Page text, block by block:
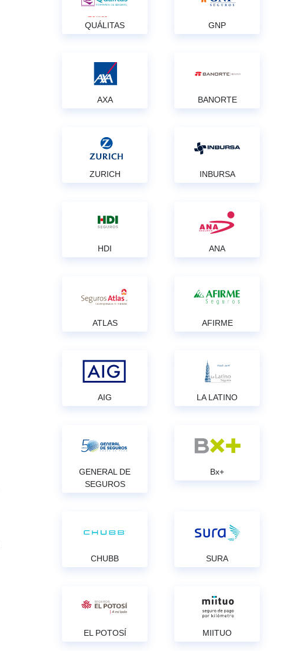
QUÁLITAS GNP
AXA BANORTE
ZURICH INBURSA
HDI ANA
ATLAS AFIRME
AIG LA LATINO
GENERAL DE
SEGUROS
Bx+
CHUBB SURA
EL POTOSÍ MIITUO